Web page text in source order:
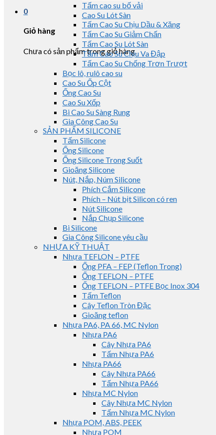
0
Giỏ hàng
Chưa có sản phẩm trong giỏ hàng.
Tấm cao su bố vải
Cao Su Lót Sàn
Tấm Cao Su Chịu Dầu & Xăng
Tấm Cao Su Giảm Chấn
Tấm Cao Su Lót Sàn
Tấm Cao Su Chịu Va Đập
Tấm Cao Su Chống Trơn Trượt
Bọc lô, rulô cao su
Cao Su Ốp Cột
Ống Cao Su
Cao Su Xốp
Bi Cao Su Sàng Rung
Gia Công Cao Su
SẢN PHẨM SILICONE
Tấm Silicone
Ống Silicone
Ống Silicone Trong Suốt
Gioăng Silicone
Nút, Nắp, Núm Silicone
Phích Cắm Silicone
Phích – Nút bịt Silicon có ren
Nút Silicone
Nắp Chụp Silicone
Bi Silicone
Gia Công Silicone yêu cầu
NHỰA KỸ THUẬT
Nhựa TEFLON – PTFE
Ống PFA – FEP (Teflon Trong)
Ống TEFLON – PTFE
Ống TEFLON – PTFE Bọc Inox 304
Tấm Teflon
Cây Teflon Tròn Đặc
Gioăng teflon
Nhựa PA6, PA 66, MC Nylon
Nhựa PA6
Cây Nhựa PA6
Tấm Nhựa PA6
Nhựa PA66
Cây Nhựa PA66
Tấm Nhựa PA66
Nhựa MC Nylon
Cây Nhựa MC Nylon
Tấm Nhựa MC Nylon
Nhựa POM, ABS, PEEK
Nhựa POM